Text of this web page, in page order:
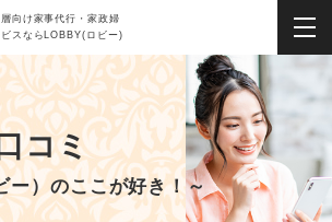
向け家事代行・家政婦
スならLOBBY(ロビー)
コミ
ー）のここが好き！～